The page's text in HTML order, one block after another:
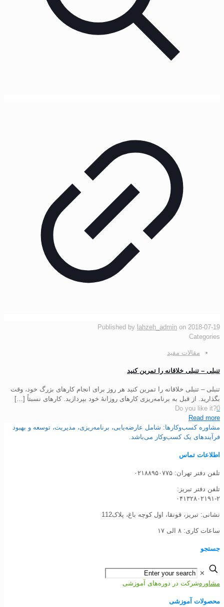
Published by lahzeh_admin on 2018-07-19
Categories
مقالات مفید
تنبلی – تنبلی خلاقانه را تمرین کنید
تنبلی – تنبلی خلاقانه را تمرین کنید هر روز برای انجام کارهای بزرگ خود، وقت
بگذارید. از قبل به برنامه‌ریزی کارهای روزانۀ خود بپردازید. کارهای نسبتاً […]
Do you like it?0
Read more
مشاوره کسب‌وکارها: شامل عارضه‌یابی، برنامه‌ریزی، مدیریت، توسعه و بهبود
فرآیندهای یک کسب‌وکار می‌باشد.
اطلاعات تماس
تلفن دفتر تهران: ۰۲۱۸۸۹۵۰۷۷۵
تلفن‌ دفتر تبریز:
۰۴۱۳۲۸۰۲۱۹۱-۲
نشانی: تبریز، قونقا، اول کوچه باغ، پلاک112
ساعات کاری: ۸ الی ۱۷
جستجو
✕
مشاورهشرکت در دوره‌های آموزشی
محصولات آموزشی